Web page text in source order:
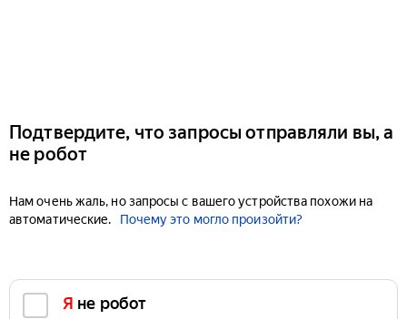
Подтвердите, что запросы отправляли вы, а
не робот
Нам очень жаль, но запросы с вашего устройства похожи на
автоматические.
Почему это могло произойти?
Я не робот